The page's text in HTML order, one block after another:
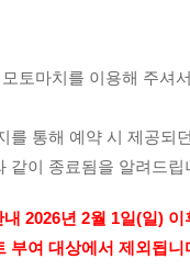
토마치를 이용해 주셔
를 통해 예약 시 제공되
같이 종료됨을 알려드립
2026년 2월 1일(일)
부여 대상에서 제외됩니